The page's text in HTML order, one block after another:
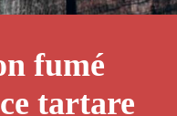
fumé
tartare